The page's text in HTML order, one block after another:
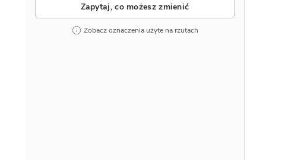
Zapytaj, co możesz zmienić
Zobacz oznaczenia użyte na rzutach